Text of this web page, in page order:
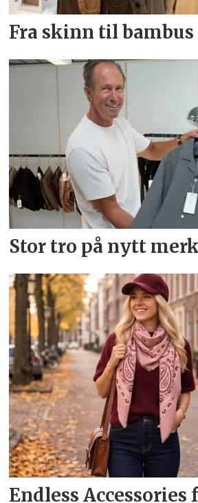
Fra skinn til bambus
Stor tro på nytt
Endless Accessories